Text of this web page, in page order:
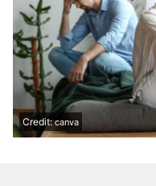
Credit:canva